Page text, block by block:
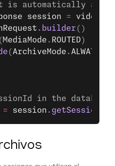
is automatically
session =
. builder ()
( MediaMode . ROUTED )
( ArchiveMode . ALWAYS
in the
= session . getSessionId